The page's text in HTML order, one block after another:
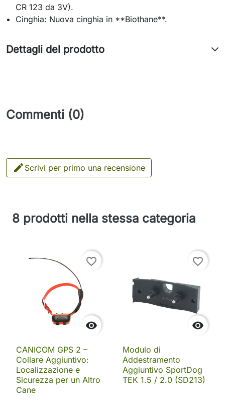
CR 123 da 3V).
Cinghia: Nuova cinghia in **Biothane**.
Dettagli del prodotto
Commenti (0)
 Scrivi per primo una recensione
8 prodotti nella stessa categoria

favorite_border
CANICOM GPS 2 –
Collare Aggiuntivo:
Localizzazione e
Sicurezza per un Altro
Cane

favorite_border
Modulo di
Addestramento
Aggiuntivo SportDog
TEK 1.5 / 2.0 (SD213)